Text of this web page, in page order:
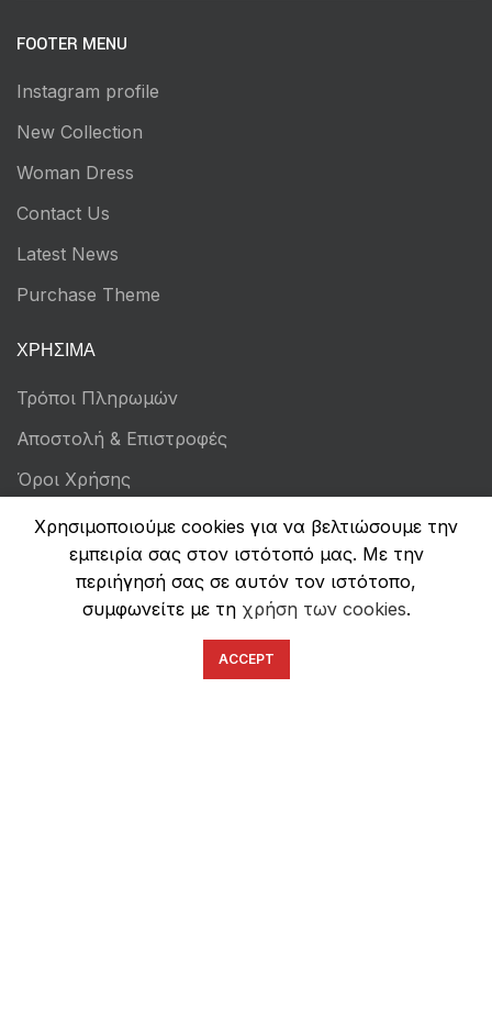
FOOTER MENU
Instagram profile
New Collection
Woman Dress
Contact Us
Latest News
Purchase Theme
ΧΡΉΣΙΜΑ
Τρόποι Πληρωμών
Αποστολή & Επιστροφές
Όροι Χρήσης
Πολιτική Απορρήτου
Ασφάλεια Συναλλαγών
Χρησιμοποιούμε cookies για να βελτιώσουμε την
εμπειρία σας στον ιστότοπό μας. Με την
περιήγησή σας σε αυτόν τον ιστότοπο,
συμφωνείτε με τη χρήση των cookies.
ACCEPT